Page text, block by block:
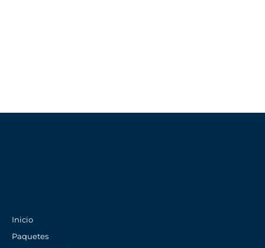
Inicio
Paquetes